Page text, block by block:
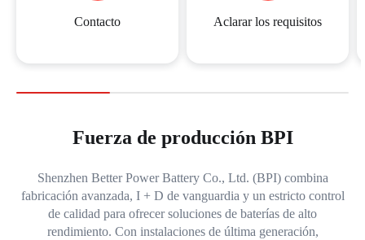
Contacto Aclarar los requisitos
Fuerza de producción BPI
Shenzhen Better Power Battery Co., Ltd. (BPI) combina
fabricación avanzada, I + D de vanguardia y un estricto control
de calidad para ofrecer soluciones de baterías de alto
rendimiento. Con instalaciones de última generación,